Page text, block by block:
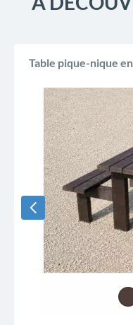
Table pique-nique